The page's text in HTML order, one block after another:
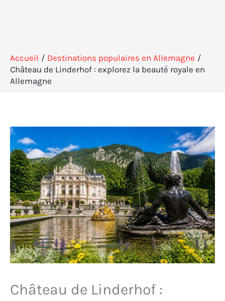
Accueil
Destinations populaires en Allemagne
Château de Linderhof : explorez la beauté royale en
Allemagne
Château de Linderhof :